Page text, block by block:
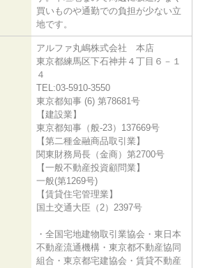
買いものや通勤での負担が少ない立
地です。
アルファ丸嶋株式会社 本店
東京都練馬区下石神井４丁目６－１
４
TEL:03-5910-3550
東京都知事 (6) 第78681号
【建設業】
東京都知事（般-23）137669号
【第二種金融商品取引業】
関東財務局長（金商）第2700号
【一般不動産投資顧問業】
一般(第1269号)
【賃貸住宅管理業】
国土交通大臣（2）2397号
・全国宅地建物取引業協会・東日本
不動産流通機構・東京都不動産協同
組合・東京都宅建協会・賃貸不動産